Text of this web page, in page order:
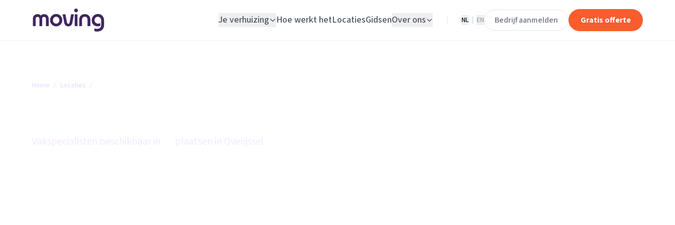
Je verhuizing Hoe werkt hetLocatiesGidsenOver ons NL EN Bedrijf aanmelden Gratis offerte
Home / Locaties /